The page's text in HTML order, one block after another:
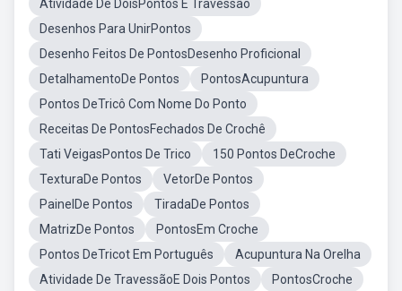
Atividade De DoisPontos E Travessão
Desenhos Para UnirPontos
Desenho Feitos De PontosDesenho Proficional
DetalhamentoDe Pontos
PontosAcupuntura
Pontos DeTricô Com Nome Do Ponto
Receitas De PontosFechados De Crochê
Tati VeigasPontos De Trico
150 Pontos DeCroche
TexturaDe Pontos
VetorDe Pontos
PainelDe Pontos
TiradaDe Pontos
MatrizDe Pontos
PontosEm Croche
Pontos DeTricot Em Português
Acupuntura Na Orelha
Atividade De TravessãoE Dois Pontos
PontosCroche